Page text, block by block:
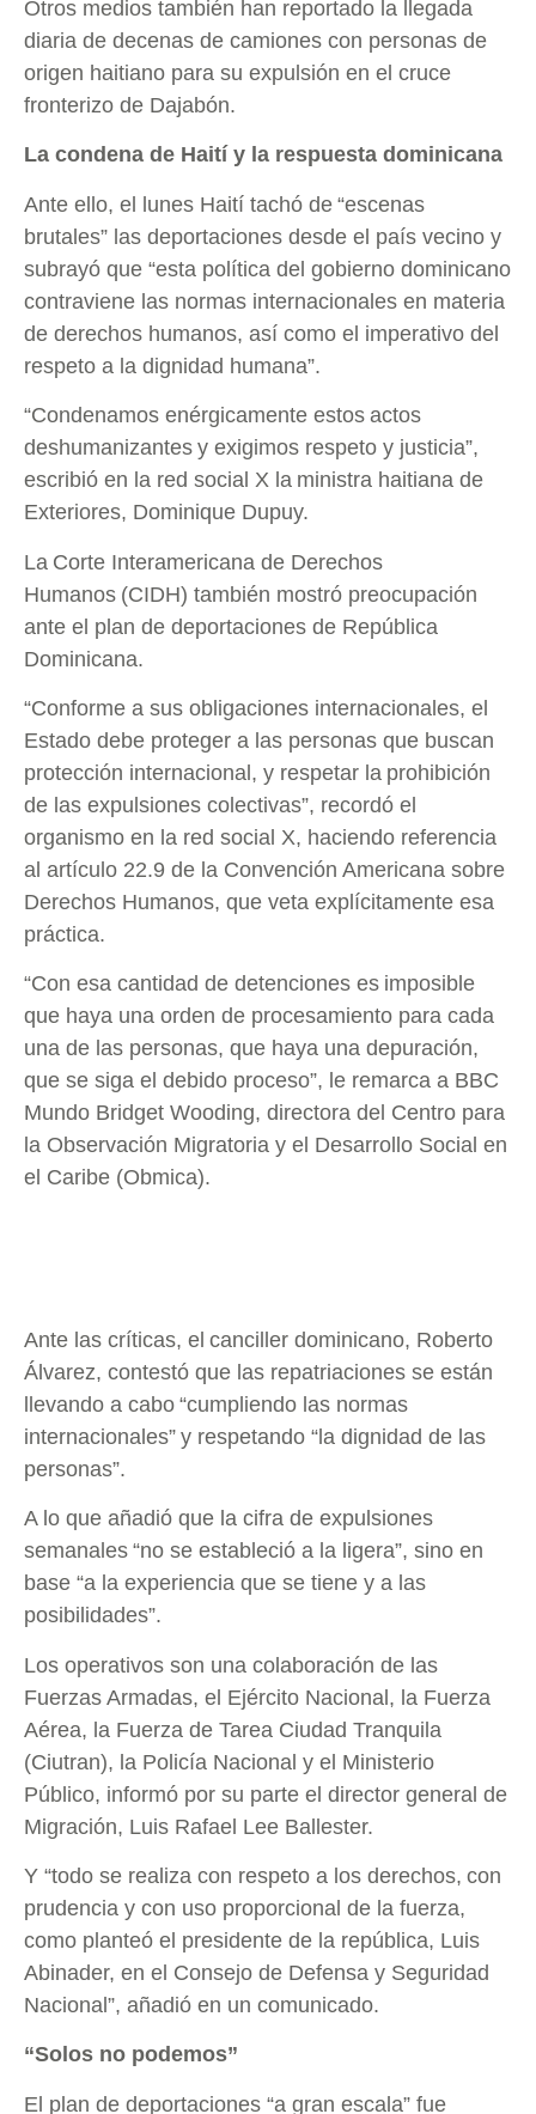
Otros medios también han reportado la llegada
diaria de decenas de camiones con personas de
origen haitiano para su expulsión en el cruce
fronterizo de Dajabón.
La condena de Haití y la respuesta dominicana
Ante ello, el lunes Haití tachó de “escenas
brutales” las deportaciones desde el país vecino y
subrayó que “esta política del gobierno dominicano
contraviene las normas internacionales en materia
de derechos humanos, así como el imperativo del
respeto a la dignidad humana”.
“Condenamos enérgicamente estos actos
deshumanizantes y exigimos respeto y justicia”,
escribió en la red social X la ministra haitiana de
Exteriores, Dominique Dupuy.
La Corte Interamericana de Derechos
Humanos (CIDH) también mostró preocupación
ante el plan de deportaciones de República
Dominicana.
“Conforme a sus obligaciones internacionales, el
Estado debe proteger a las personas que buscan
protección internacional, y respetar la prohibición
de las expulsiones colectivas”, recordó el
organismo en la red social X, haciendo referencia
al artículo 22.9 de la Convención Americana sobre
Derechos Humanos, que veta explícitamente esa
práctica.
“Con esa cantidad de detenciones es imposible
que haya una orden de procesamiento para cada
una de las personas, que haya una depuración,
que se siga el debido proceso”, le remarca a BBC
Mundo Bridget Wooding, directora del Centro para
la Observación Migratoria y el Desarrollo Social en
el Caribe (Obmica).
Ante las críticas, el canciller dominicano, Roberto
Álvarez, contestó que las repatriaciones se están
llevando a cabo “cumpliendo las normas
internacionales” y respetando “la dignidad de las
personas”.
A lo que añadió que la cifra de expulsiones
semanales “no se estableció a la ligera”, sino en
base “a la experiencia que se tiene y a las
posibilidades”.
Los operativos son una colaboración de las
Fuerzas Armadas, el Ejército Nacional, la Fuerza
Aérea, la Fuerza de Tarea Ciudad Tranquila
(Ciutran), la Policía Nacional y el Ministerio
Público, informó por su parte el director general de
Migración, Luis Rafael Lee Ballester.
Y “todo se realiza con respeto a los derechos, con
prudencia y con uso proporcional de la fuerza,
como planteó el presidente de la república, Luis
Abinader, en el Consejo de Defensa y Seguridad
Nacional”, añadió en un comunicado.
“Solos no podemos”
El plan de deportaciones “a gran escala” fue